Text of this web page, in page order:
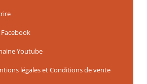
Youtube
légales et Conditions de vente